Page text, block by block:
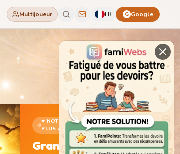
Multijoueur FR G Google
⭐ NOTRE JEU LE
PLUS ADDICTIF
Grand Jeu